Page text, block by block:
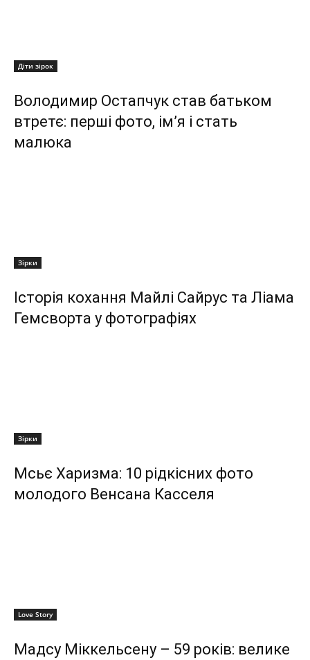
Діти зірок
Володимир Остапчук став батьком
втретє: перші фото, ім’я і стать
малюка
Зірки
Історія кохання Майлі Сайрус та Ліама
Гемсворта у фотографіях
Зірки
Мсьє Харизма: 10 рідкісних фото
молодого Венсана Касселя
Love Story
Мадсу Міккельсену – 59 років: велике